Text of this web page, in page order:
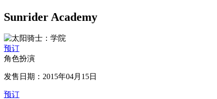
Sunrider Academy
预订
角色扮演
发售日期：2015年04月15日
预订